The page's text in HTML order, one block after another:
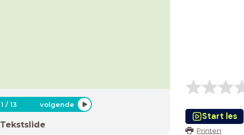
1 /13 volgende
Tekstslide
Start les
Printen